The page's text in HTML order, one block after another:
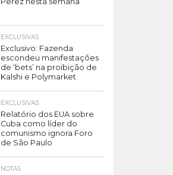
EXCLUSIVAS
Exclusivo: Fazenda
escondeu manifestações
de ‘bets’ na proibição de
Kalshi e Polymarket
EXCLUSIVAS
Relatório dos EUA sobre
Cuba como líder do
comunismo ignora Foro
de São Paulo
NOTAS